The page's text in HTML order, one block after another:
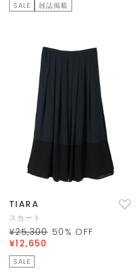
SALE 雑誌掲載
TIARA
スカート
¥25,300 50 % OFF
¥12,650
SALE